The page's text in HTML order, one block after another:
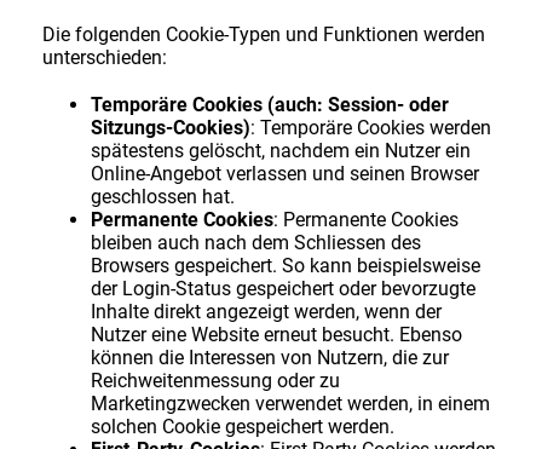
Die folgenden Cookie-Typen und Funktionen werden
unterschieden:
Temporäre Cookies (auch: Session- oder
Sitzungs-Cookies): Temporäre Cookies werden
spätestens gelöscht, nachdem ein Nutzer ein
Online-Angebot verlassen und seinen Browser
geschlossen hat.
Permanente Cookies: Permanente Cookies
bleiben auch nach dem Schliessen des
Browsers gespeichert. So kann beispielsweise
der Login-Status gespeichert oder bevorzugte
Inhalte direkt angezeigt werden, wenn der
Nutzer eine Website erneut besucht. Ebenso
können die Interessen von Nutzern, die zur
Reichweitenmessung oder zu
Marketingzwecken verwendet werden, in einem
solchen Cookie gespeichert werden.